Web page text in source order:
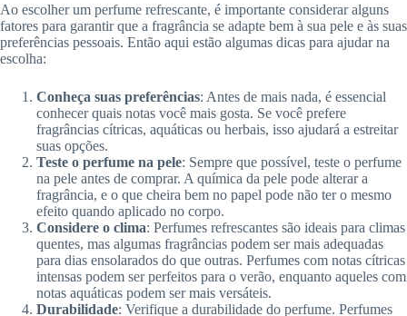
Ao escolher um perfume refrescante, é importante considerar alguns
fatores para garantir que a fragrância se adapte bem à sua pele e às suas
preferências pessoais. Então aqui estão algumas dicas para ajudar na
escolha:
Conheça suas preferências: Antes de mais nada, é essencial
conhecer quais notas você mais gosta. Se você prefere
fragrâncias cítricas, aquáticas ou herbais, isso ajudará a estreitar
suas opções.
Teste o perfume na pele: Sempre que possível, teste o perfume
na pele antes de comprar. A química da pele pode alterar a
fragrância, e o que cheira bem no papel pode não ter o mesmo
efeito quando aplicado no corpo.
Considere o clima: Perfumes refrescantes são ideais para climas
quentes, mas algumas fragrâncias podem ser mais adequadas
para dias ensolarados do que outras. Perfumes com notas cítricas
intensas podem ser perfeitos para o verão, enquanto aqueles com
notas aquáticas podem ser mais versáteis.
Durabilidade: Verifique a durabilidade do perfume. Perfumes